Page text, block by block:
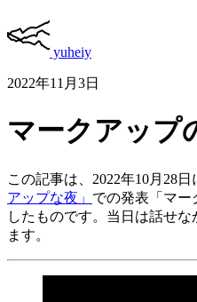
yuheiy
2022年11月3日
マークアップ
この記事は、2022年10月28
アップな夜」 での発表「マー
したものです。当日は話せ
ます。